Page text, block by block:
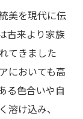
美を現代に伝
古来より家族
てきました
においても高
る色合いや自
溶け込み、